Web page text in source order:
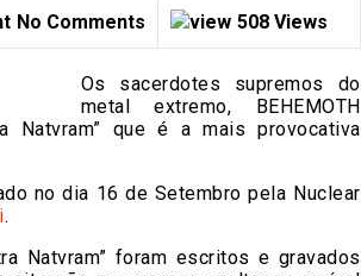
No Comments 508 Views
Os sacerdotes supremos do
metal extremo, BEHEMOTH
Natvram” que é a mais provocativa
no dia 16 de Setembro pela Nuclear
.
Natvram” foram escritos e gravados